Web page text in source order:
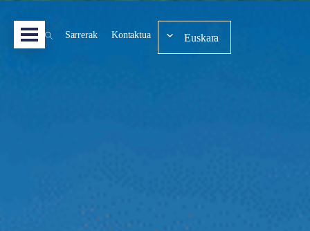
Sarrerak Kontaktua Euskara